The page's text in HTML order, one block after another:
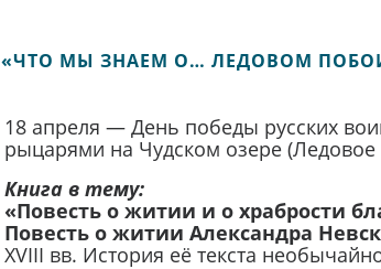
«ЧТО МЫ ЗНАЕМ О… ЛЕДОВОМ
18 апреля — День победы русских
рыцарями на Чудском озере
Книга в тему:
«Повесть о житии и о храбрости
Повесть о житии Александра
XVIII вв. История её текста